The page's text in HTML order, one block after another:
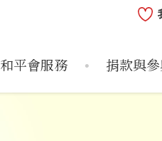
和平會服務 捐款與